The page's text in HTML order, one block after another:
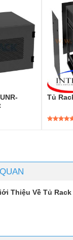
Tủ
Thiệu Về Tủ Rack